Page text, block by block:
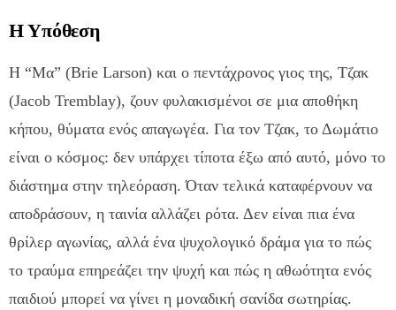
Η Υπόθεση
Η “Μα” (Brie Larson) και ο πεντάχρονος γιος της, Τζακ
(Jacob Tremblay), ζουν φυλακισμένοι σε μια αποθήκη
κήπου, θύματα ενός απαγωγέα. Για τον Τζακ, το Δωμάτιο
είναι ο κόσμος: δεν υπάρχει τίποτα έξω από αυτό, μόνο το
διάστημα στην τηλεόραση. Όταν τελικά καταφέρνουν να
αποδράσουν, η ταινία αλλάζει ρότα. Δεν είναι πια ένα
θρίλερ αγωνίας, αλλά ένα ψυχολογικό δράμα για το πώς
το τραύμα επηρεάζει την ψυχή και πώς η αθωότητα ενός
παιδιού μπορεί να γίνει η μοναδική σανίδα σωτηρίας.